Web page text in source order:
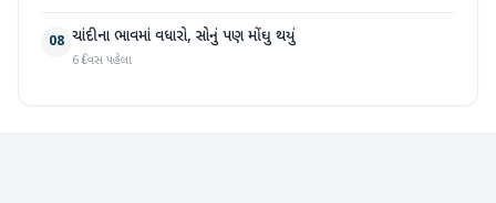
08 ચાંદીના ભાવમાં વધારો, સોનું પણ મોંઘુ થયું
6 દિવસ પહેલા